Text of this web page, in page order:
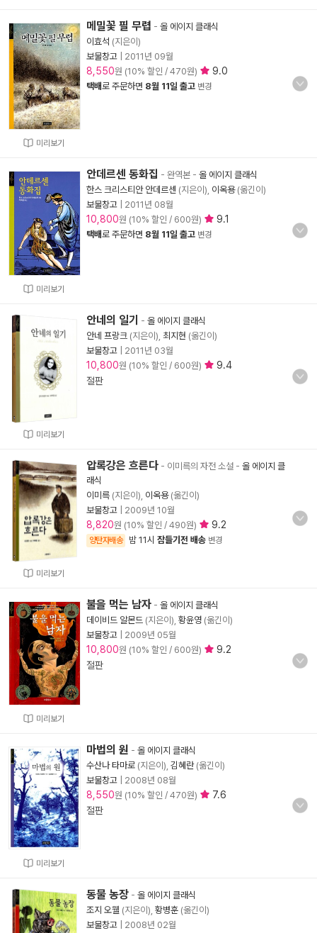
미리보기
메밀꽃 필 무렵 - 올 에이지 클래식
이효석 (지은이)
보물창고
2011년 09월
8,550원 (10% 할인 / 470원) 9.0
택배로 주문하면 8월 11일 출고 변경
미리보기
안데르센 동화집 - 완역본 - 올 에이지 클래식
한스 크리스티안 안데르센 (지은이), 이옥용(옮긴이)
보물창고
2011년 08월
10,800원 (10% 할인 / 600원) 9.1
택배로 주문하면 8월 11일 출고 변경
미리보기
안네의 일기 - 올 에이지 클래식
안네 프랑크 (지은이), 최지현 (옮긴이)
보물창고
2011년 03월
10,800원 (10% 할인 / 600원)
9.4
절판
미리보기
압록강은 흐른다 - 이미륵의 자전 소설 - 올 에이지 클
래식
이미륵 (지은이), 이옥용(옮긴이)
보물창고
2009년 10월
8,820원 (10% 할인 / 490원) 9.2
양탄자배송 밤 11시 잠들기전 배송 변경
미리보기
불을 먹는 남자 - 올 에이지 클래식
데이비드 알몬드 (지은이), 황윤영 (옮긴이)
보물창고
2009년 05월
10,800원 (10% 할인 / 600원)
9.2
절판
미리보기
마법의 원 - 올 에이지 클래식
수산나 타마로 (지은이), 김혜란(옮긴이)
보물창고
2008년 08월
8,550원 (10% 할인 / 470원)
7.6
절판
동물 농장 - 올 에이지 클래식
조지 오웰 (지은이), 황병훈 (옮긴이)
보물창고
2008년 02월